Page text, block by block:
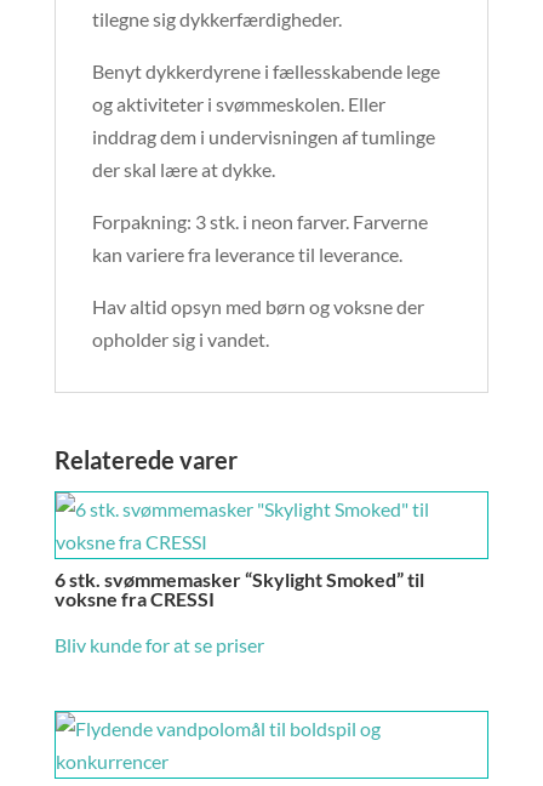
tilegne sig dykkerfærdigheder.
Benyt dykkerdyrene i fællesskabende lege
og aktiviteter i svømmeskolen. Eller
inddrag dem i undervisningen af tumlinge
der skal lære at dykke.
Forpakning: 3 stk. i neon farver. Farverne
kan variere fra leverance til leverance.
Hav altid opsyn med børn og voksne der
opholder sig i vandet.
Relaterede varer
6 stk. svømmemasker “Skylight Smoked” til
voksne fra CRESSI
Bliv kunde for at se priser